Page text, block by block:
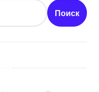
Поиск